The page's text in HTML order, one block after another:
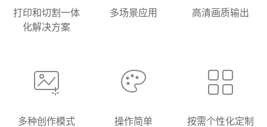
打印和切割一体
化解决方案
多场景应用 高清画质输出
多种创作模式 操作简单 按需个性化定制